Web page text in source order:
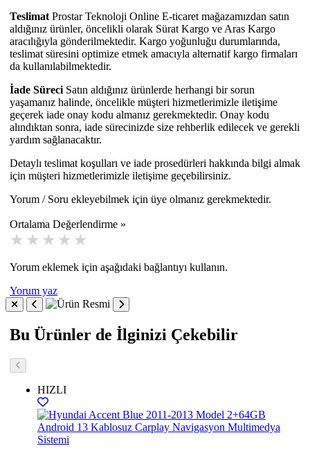
Teslimat Prostar Teknoloji Online E-ticaret mağazamızdan satın
aldığınız ürünler, öncelikli olarak Sürat Kargo ve Aras Kargo
aracılığıyla gönderilmektedir. Kargo yoğunluğu durumlarında,
teslimat süresini optimize etmek amacıyla alternatif kargo firmaları
da kullanılabilmektedir.
İade Süreci Satın aldığınız ürünlerde herhangi bir sorun
yaşamanız halinde, öncelikle müşteri hizmetlerimizle iletişime
geçerek iade onay kodu almanız gerekmektedir. Onay kodu
alındıktan sonra, iade sürecinizde size rehberlik edilecek ve gerekli
yardım sağlanacaktır.
Detaylı teslimat koşulları ve iade prosedürleri hakkında bilgi almak
için müşteri hizmetlerimizle iletişime geçebilirsiniz.
Yorum / Soru ekleyebilmek için üye olmanız gerekmektedir.
Ortalama Değerlendirme »
Yorum eklemek için aşağıdaki bağlantıyı kullanın.
Yorum yaz
Bu Ürünler de İlginizi Çekebilir
HIZLI